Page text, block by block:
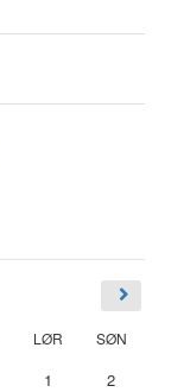
LØR SØN
1
2